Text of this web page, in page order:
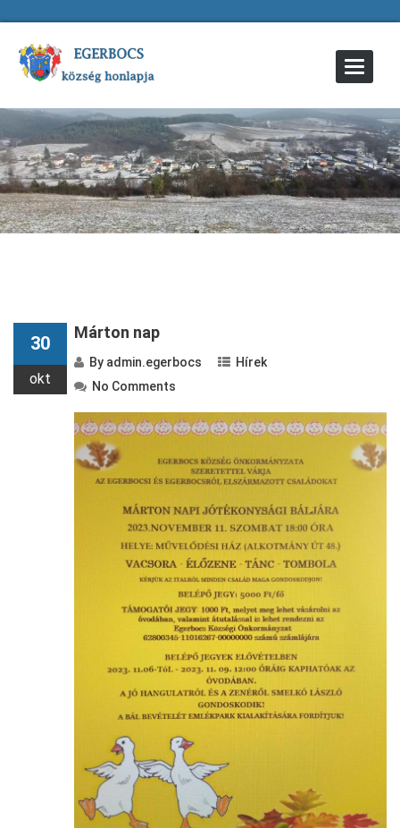
Toggle
30
okt
Márton nap
By admin.egerbocs
Hírek
No Comments